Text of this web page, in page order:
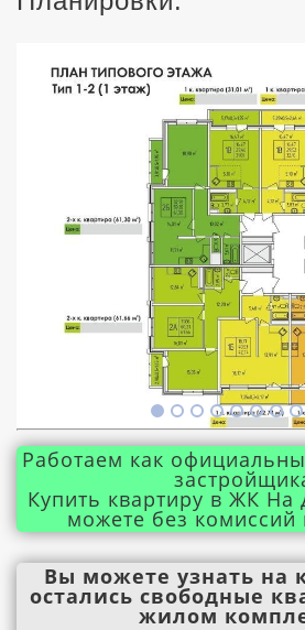
Работаем как
Купить квартиру в ЖК
можете без комиссий
Вы можете узнать на
остались свободные
жилом